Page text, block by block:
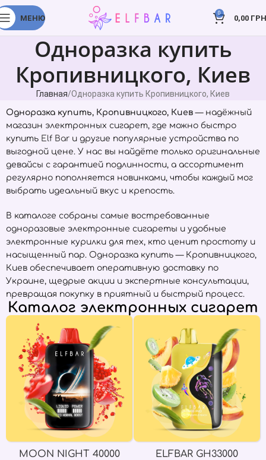
МЕНЮ
0
0,00
Одноразка купить
Кропивницкого, Киев
Главная Одноразка купить Кропивницкого, Киев
Одноразка купить, Кропивницкого, Киев — надёжный
магазин электронных сигарет, где можно быстро
купить Elf Bar и другие популярные устройства по
выгодной цене. У нас вы найдёте только оригинальные
девайсы с гарантией подлинности, а ассортимент
регулярно пополняется новинками, чтобы каждый мог
выбрать идеальный вкус и крепость.
В каталоге собраны самые востребованные
одноразовые электронные сигареты и удобные
электронные курилки для тех, кто ценит простоту и
насыщенный пар. Одноразка купить — Кропивницкого,
Киев обеспечивает оперативную доставку по
Украине, щедрые акции и экспертные консультации,
превращая покупку в приятный и быстрый процесс.
Каталог электронных сигарет
MOON NIGHT 40000 ELFBAR GH33000